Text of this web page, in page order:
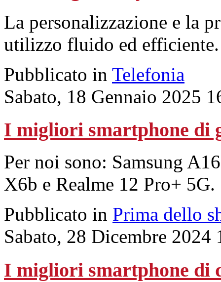
La personalizzazione e la
utilizzo fluido ed
Pubblicato in Telefonia
Sabato, 18 Gennaio 2025
I migliori smartphone di
Per noi sono: Samsung
X6b e Realme 12 Pro+ 5G.
Pubblicato in Prima dello
Sabato, 28 Dicembre 2024
I migliori smartphone di